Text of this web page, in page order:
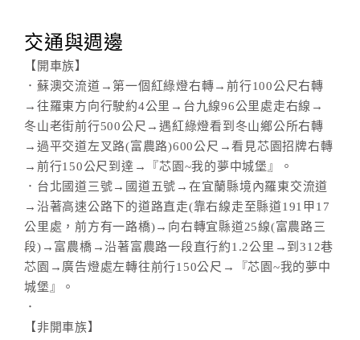
交通與週邊
【開車族】
．蘇澳交流道→第一個紅綠燈右轉→前行100公尺右轉
→往羅東方向行駛約4公里→台九線96公里處走右線→
冬山老街前行500公尺→遇紅綠燈看到冬山鄉公所右轉
→過平交道左叉路(富農路)600公尺→看見芯園招牌右轉
→前行150公尺到達→『芯園~我的夢中城堡』。
．台北國道三號→國道五號→在宜蘭縣境內羅東交流道
→沿著高速公路下的道路直走(靠右線走至縣道191甲17
公里處，前方有一路橋)→向右轉宜縣道25線(富農路三
段)→富農橋→沿著富農路一段直行約1.2公里→到312巷
芯園→廣告燈處左轉往前行150公尺→『芯園~我的夢中
城堡』。
．
【非開車族】